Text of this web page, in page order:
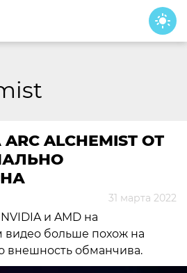
ALCHEMIST ОТ
31 марта 2022
и AMD на
больше похож на
внешность обманчива.